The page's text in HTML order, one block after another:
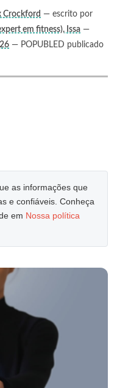
Crockford — escrito por
em fitness), Issa —
— POPUBLED publicado
as informações que
e confiáveis. Conheça
em Nossa política